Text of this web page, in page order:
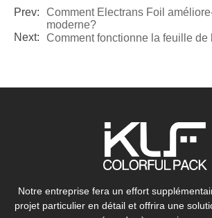
Prev:
Comment Electrans Foil
moderne?
Next:
Comment fonctionne la feuille de
Notre entreprise fera un effort
projet particulier en détail et offrira une